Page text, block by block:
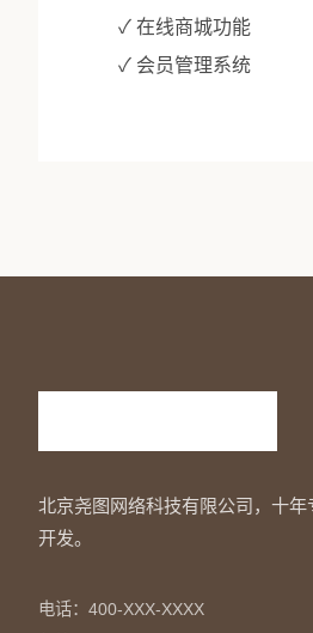
✓ 在线商城功能
✓ 会员管理系统
北京尧图网络科技有限公司，十年
开发。
电话：400-XXX-XXXX